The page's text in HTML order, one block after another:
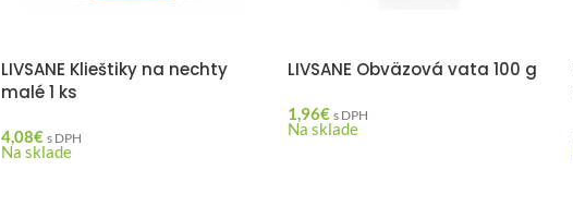
LIVSANE Klieštiky na nechty
malé 1 ks
4,08€ s DPH
Na sklade
LIVSANE Obväzová vata 100 g
1,96€ s DPH
Na sklade